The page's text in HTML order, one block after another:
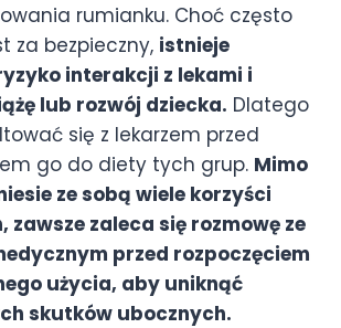
rumianku. Choć często
za bezpieczny, istnieje
interakcji z lekami i
lub rozwój dziecka. Dlatego
się z lekarzem przed
go do diety tych grup. Mimo
ze sobą wiele korzyści
zawsze zaleca się rozmowę ze
przed rozpoczęciem
użycia, aby uniknąć
skutków ubocznych.